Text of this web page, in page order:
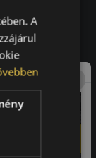
a boltot.
A